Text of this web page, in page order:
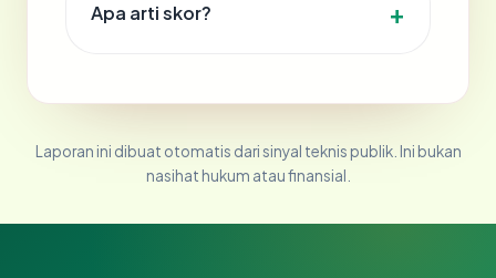
Apa arti skor?
Laporan ini dibuat otomatis dari sinyal teknis publik. Ini bukan
nasihat hukum atau finansial.